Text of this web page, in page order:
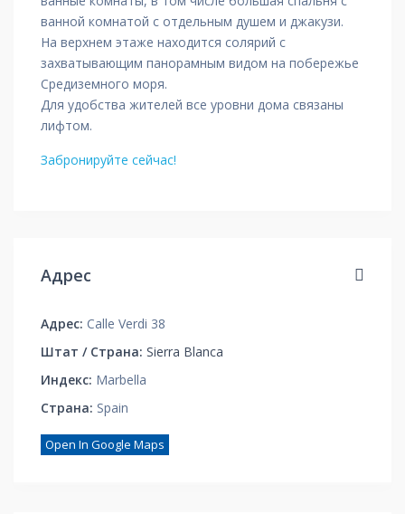
ванной комнатой с отдельным душем и джакузи.
На верхнем этаже находится солярий с
захватывающим панорамным видом на побережье
Средиземного моря.
Для удобства жителей все уровни дома связаны
лифтом.
Забронируйте сейчас!
Адрес
Адрес: Calle Verdi 38
Штат / Страна: Sierra Blanca
Индекс: Marbella
Страна: Spain
Open In Google Maps